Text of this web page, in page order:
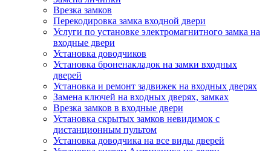
Врезка замков
Перекодировка замка входной двери
Услуги по установке электромагнитного замка на
входные двери
Установка доводчиков
Установка броненакладок на замки входных
дверей
Установка и ремонт задвижек на входных дверях
Замена ключей на входных дверях, замках
Врезка замков в входные двери
Установка скрытых замков невидимок с
дистанционным пультом
Установка доводчика на все виды дверей